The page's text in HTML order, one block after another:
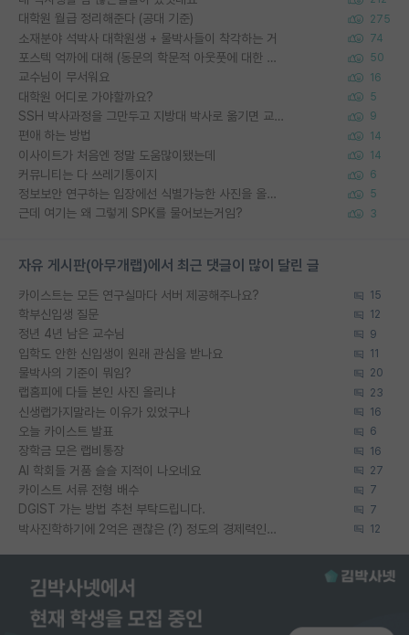
대학원 월급 정리해준다 (공대 기준) 275
소재분야 석박사 대학원생 + 물박사들이 착각하는 거 74
포스텍 억까에 대해 (동문의 학문적 아웃풋에 대한 반박) 50
교수님이 무서워요 16
대학원 어디로 가야할까요? 5
SSH 박사과정을 그만두고 지방대 박사로 옮기면 교수의 꿈은 끝일까요? 9
편애 하는 방법 14
이사이트가 처음엔 정말 도움많이됐는데 14
커뮤니티는 다 쓰레기통이지 6
정보보안 연구하는 입장에선 식별가능한 사진을 올리는건 비추이긴함 5
근데 여기는 왜 그렇게 SPK를 물어보는거임? 3
자유 게시판(아무개랩)에서 최근 댓글이 많이 달린 글
카이스트는 모든 연구실마다 서버 제공해주나요? 15
학부신입생 질문 12
정년 4년 남은 교수님 9
입학도 안한 신입생이 원래 관심을 받나요 11
물박사의 기준이 뭐임? 20
랩홈피에 다들 본인 사진 올리냐 23
신생랩가지말라는 이유가 있었구나 16
오늘 카이스트 발표 6
장학금 모은 랩비통장 16
AI 학회들 거품 슬슬 지적이 나오네요 27
카이스트 서류 전형 배수 7
DGIST 가는 방법 추천 부탁드립니다. 7
박사진학하기에 2억은 괜찮은 (?) 정도의 경제력인가요 12